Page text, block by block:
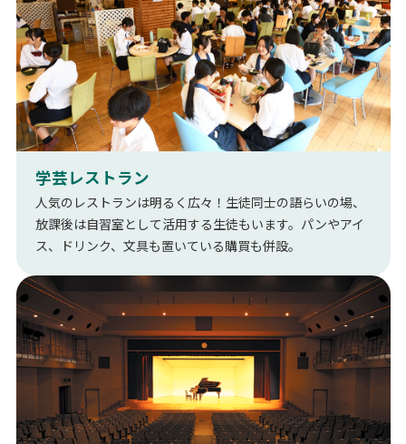
学芸レストラン
人気のレストランは明るく広々！生徒同士の語らいの場、
放課後は自習室として活用する生徒もいます。パンやアイ
ス、ドリンク、文具も置いている購買も併設。